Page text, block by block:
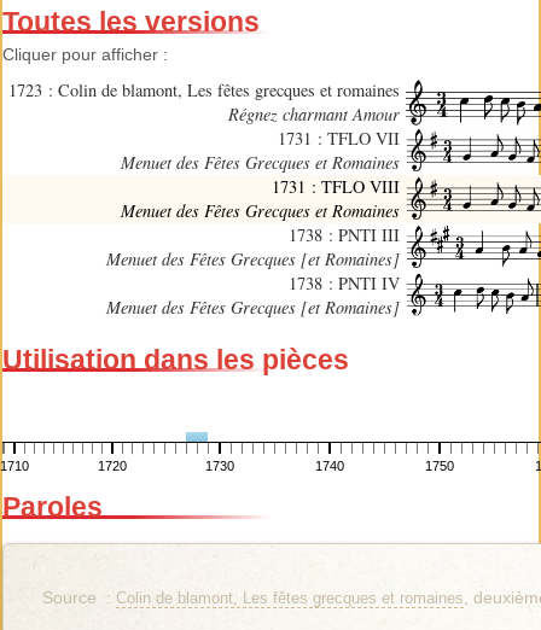
Toutes les versions
Cliquer pour afficher :
1723 : Colin de blamont, Les fêtes grecques et romaines
Régnez charmant Amour
1731 : TFLO VII
Menuet des Fêtes Grecques et Romaines
1731 : TFLO VIII
Menuet des Fêtes Grecques et Romaines
1738 : PNTI III
Menuet des Fêtes Grecques [et Romaines]
1738 : PNTI IV
Menuet des Fêtes Grecques [et Romaines]
Utilisation dans les pièces
1710 1720 1730 1740 1750
Paroles
Source : Colin de blamont, Les fêtes grecques et romaines ,